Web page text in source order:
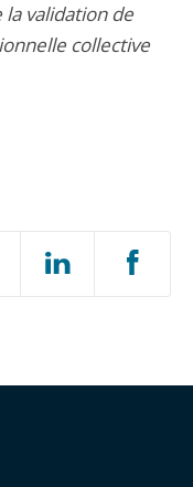
la validation de
collective